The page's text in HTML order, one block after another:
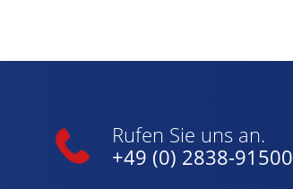
Rufen Sie uns an.
+49 (0) 2838-91500